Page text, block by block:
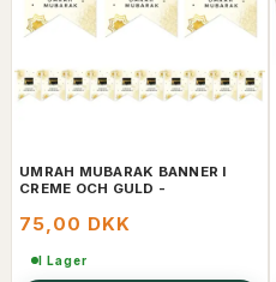
UMRAH MUBARAK BANNER I
CREME OCH GULD -
75,00 DKK
I Lager